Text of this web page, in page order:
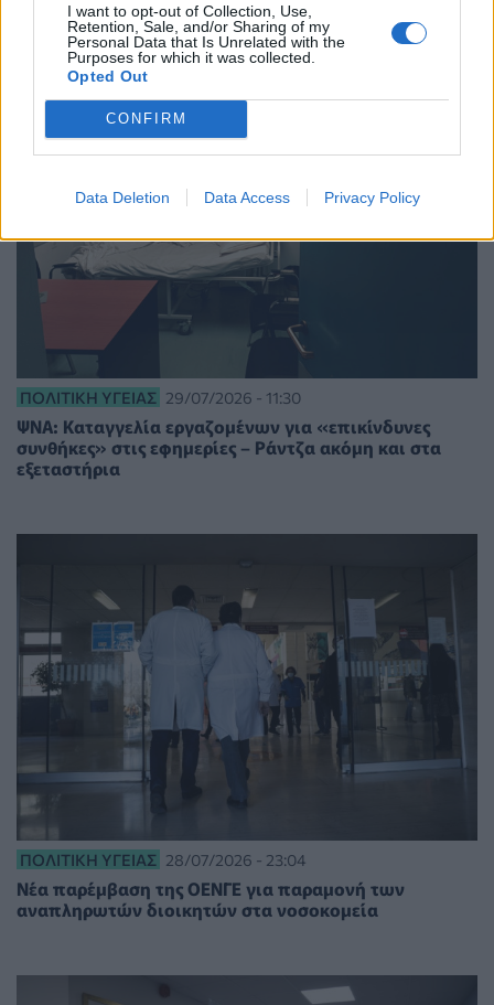
I want to opt-out of Collection, Use,
Retention, Sale, and/or Sharing of my
Personal Data that Is Unrelated with the
Purposes for which it was collected.
Opted Out
CONFIRM
Data Deletion Data Access Privacy Policy
ΠΟΛΙΤΙΚΉ ΥΓΕΊΑΣ 29/07/2026 - 11:30
ΨΝΑ: Καταγγελία εργαζομένων για «επικίνδυνες
συνθήκες» στις εφημερίες – Ράντζα ακόμη και στα
εξεταστήρια
ΠΟΛΙΤΙΚΉ ΥΓΕΊΑΣ 28/07/2026 - 23:04
Νέα παρέμβαση της ΟΕΝΓΕ για παραμονή των
αναπληρωτών διοικητών στα νοσοκομεία